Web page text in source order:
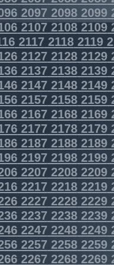
2097 20982099
210721082109
211721182119
212721282129
213721382139
214721482149
215721582159
216721682169
217721782179
218721882189
219721982199
220722082209
221722182219
222722282229
223722382239
224722482249
225722582259
2267 22682269